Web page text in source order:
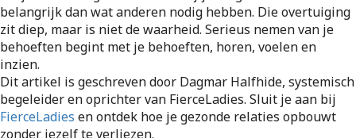
belangrijk dan wat anderen nodig hebben. Die overtuiging
zit diep, maar is niet de waarheid. Serieus nemen van je
behoeften begint met je behoeften, horen, voelen en
inzien.
Dit artikel is geschreven door Dagmar Halfhide, systemisch
begeleider en oprichter van FierceLadies. Sluit je aan bij
FierceLadies en ontdek hoe je gezonde relaties opbouwt
zonder jezelf te verliezen.